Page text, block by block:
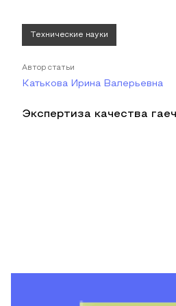
Технические науки
Автор статьи
Катькова Ирина Валерьевна
Экспертиза качества